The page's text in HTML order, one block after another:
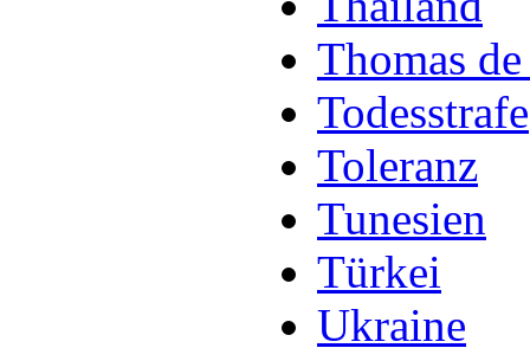
Thomas
Todesstrafe
Toleranz
Tunesien
Türkei
Ukraine